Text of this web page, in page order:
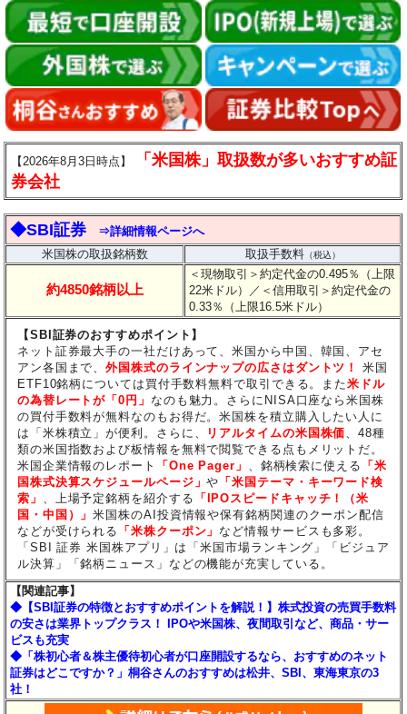
【2026年8月3日時点】
「米国株」取扱数が多いおすすめ証
券会社
◆SBI証券
⇒詳細情報ページへ
米国株の取扱銘柄数
取扱手数料（税込）
約4850銘柄以上
＜現物取引＞約定代金の0.495％（上限
22米ドル）
／＜信用取引＞約定代金の
0.33％（上限16.5米ドル）
【SBI証券のおすすめポイント】
ネット証券最大手の一社だけあって、米国から中国、韓国、アセ
アン各国まで、外国株式のラインナップの広さはダントツ！
米国
ETF10銘柄については買付手数料無料で取引できる。また米ドル
の為替レートが「0円」 なのも魅力。さらにNISA口座なら米国株
の買付手数料が無料なのもお得だ。米国株を積立購入したい人に
は「米株積立」が便利。さらに、
リアルタイムの米国株価 、48種
類の米国指数および板情報を無料で閲覧できる点もメリットだ。
米国企業情報のレポート
「One Pager」 、銘柄検索に使える 「米
国株式決算スケジュールページ」や 「米国テーマ・キーワード検
索」
、上場予定銘柄を紹介する 「IPOスピードキャッチ！（米
国・中国）」米国株のAI投資情報や保有銘柄関連のクーポン配信
などが受けられる 「米株クーポン」 など情報サービスも多彩。
「SBI 証券 米国株アプリ」は「米国市場ランキング」「ビジュア
ル決算」「銘柄ニュース」などの機能が充実している。
【関連記事】
◆【SBI証券の特徴とおすすめポイントを解説！】株式投資の売買手数料
の安さは業界トップクラス！ IPOや米国株、夜間取引など、商品・サー
ビスも充実
◆「株初心者＆株主優待初心者が口座開設するなら、おすすめのネット
証券はどこですか？」桐谷さんのおすすめは松井、SBI、東海東京の3
社！